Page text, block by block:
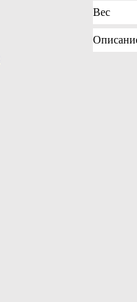
Вес